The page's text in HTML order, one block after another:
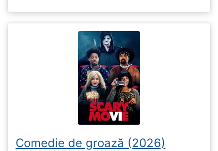
Comedie de groază (2026)